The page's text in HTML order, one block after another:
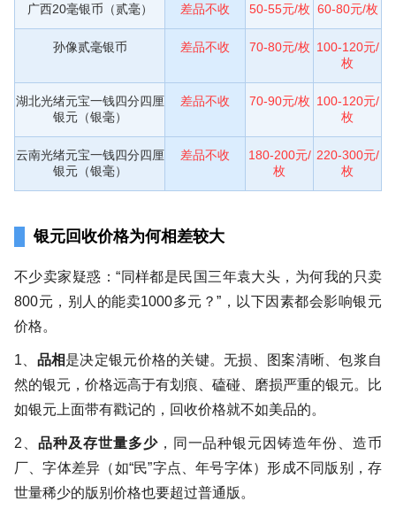
广西20毫银币（贰毫） 差品不收 50-55元/枚 60-80元/枚
孙像贰毫银币 差品不收 70-80元/枚 100-120元/
枚
湖北光绪元宝一钱四分四厘
银元（银毫）
差品不收 70-90元/枚 100-120元/
枚
云南光绪元宝一钱四分四厘
银元（银毫）
差品不收
180-200元/
枚
220-300元/
枚
银元回收价格为何相差较大
不少卖家疑惑：“同样都是民国三年袁大头，为何我的只卖
800元，别人的能卖1000多元？”，以下因素都会影响银元
价格。
1、 品相是决定银元价格的关键。无损、图案清晰、包浆自
然的银元，价格远高于有划痕、磕碰、磨损严重的银元。比
如银元上面带有戳记的，回收价格就不如美品的。
2、 品种及存世量多少，同一品种银元因铸造年份、造币
厂、字体差异（如“民”字点、年号字体）形成不同版别，存
世量稀少的版别价格也要超过普通版。